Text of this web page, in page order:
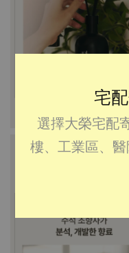
宅
選擇大榮宅配
樓、工業區、